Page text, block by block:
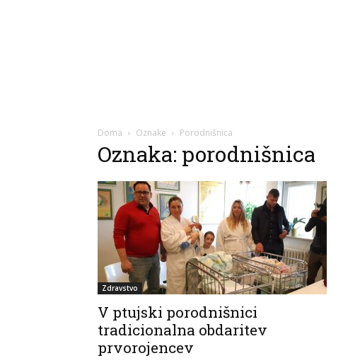
Doma Oznake Porodnišnica
Oznaka: porodnišnica
Zdravstvo
V ptujski porodnišnici
tradicionalna obdaritev
prvorojencev